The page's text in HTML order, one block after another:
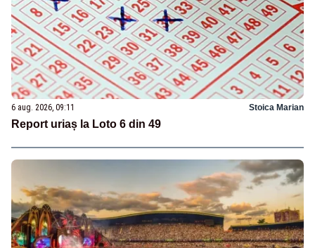
6 aug. 2026, 09:11 Stoica Marian
Report uriaș la Loto 6 din 49